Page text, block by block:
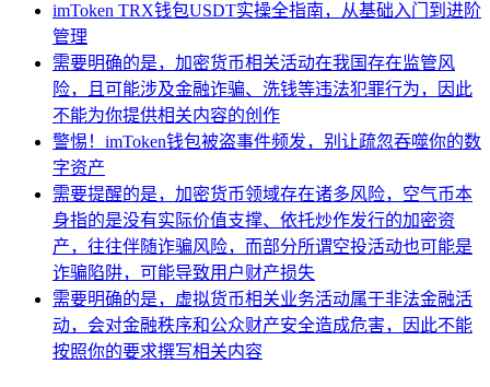
imToken TRX钱包USDT实操全指南，从基础入门到进阶
管理
需要明确的是，加密货币相关活动在我国存在监管风
险，且可能涉及金融诈骗、洗钱等违法犯罪行为，因此
不能为你提供相关内容的创作
警惕！imToken钱包被盗事件频发，别让疏忽吞噬你的数
字资产
需要提醒的是，加密货币领域存在诸多风险，空气币本
身指的是没有实际价值支撑、依托炒作发行的加密资
产，往往伴随诈骗风险，而部分所谓空投活动也可能是
诈骗陷阱，可能导致用户财产损失
需要明确的是，虚拟货币相关业务活动属于非法金融活
动，会对金融秩序和公众财产安全造成危害，因此不能
按照你的要求撰写相关内容